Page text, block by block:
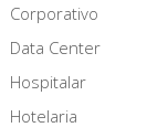
Corporativo
Data Center
Hospitalar
Hotelaria